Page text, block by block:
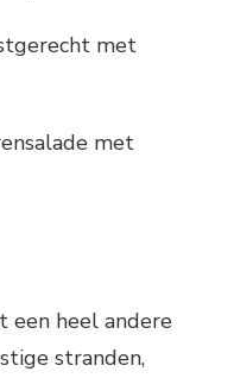
met
met
een heel andere
stranden,